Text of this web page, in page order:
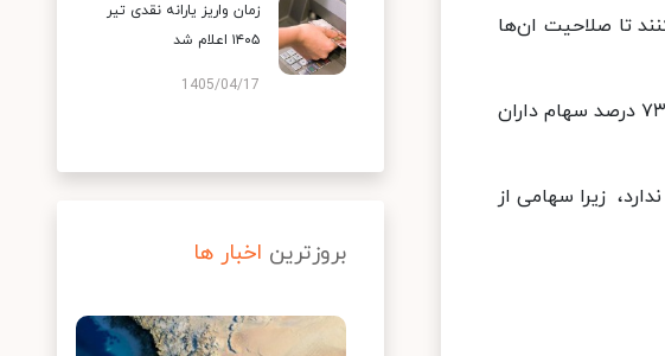
تا صلاحیت ان‌ها
معاون توسعه مدیریت و منابع وزارت اقتصاد ادامه داد: در استان‌های کرمان، فارس و یزد بیش از ۶۵ تا ۷۳ درصد سهام داران
زیرا سهامی از
زمان واریز یارانه نقدی تیر
۱۴۰۵ اعلام شد
1405/04/17
بروزترین اخبار ها